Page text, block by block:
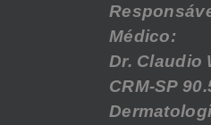
Médico:
Dr. Claudio
CRM-SP